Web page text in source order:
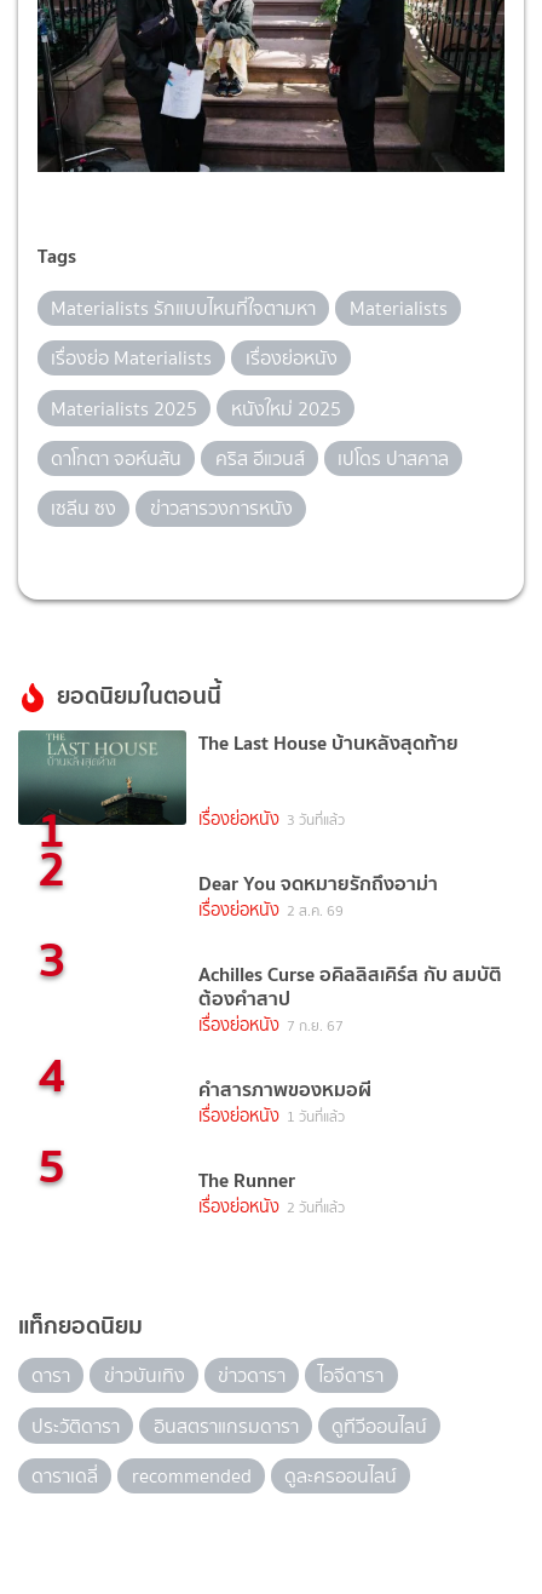
Tags
Materialists รักแบบไหนที่ใจตามหา
Materialists
เรื่องย่อ Materialists
เรื่องย่อหนัง
Materialists 2025
หนังใหม่ 2025
ดาโกตา จอห์นสัน
คริส อีแวนส์
เปโดร ปาสคาล
เซลีน ซง
ข่าวสารวงการหนัง
ยอดนิยมในตอนนี้
1
The Last House บ้านหลังสุดท้าย
เรื่องย่อหนัง 3 วันที่แล้ว
2 Dear You จดหมายรักถึงอาม่า
เรื่องย่อหนัง 2 ส.ค. 69
3 Achilles Curse อคิลลิสเคิร์ส กับ สมบัติ
ต้องคำสาป
เรื่องย่อหนัง 7 ก.ย. 67
4 คำสารภาพของหมอผี
เรื่องย่อหนัง 1 วันที่แล้ว
5 The Runner
เรื่องย่อหนัง 2 วันที่แล้ว
แท็กยอดนิยม
ดารา ข่าวบันเทิง ข่าวดารา
ไอจีดารา
ประวัติดารา
อินสตราแกรมดารา
ดูทีวีออนไลน์
ดาราเดลี่
recommended ดูละครออนไลน์